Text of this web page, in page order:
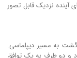
آینده نزدیک قابل تصور
به مسیر دیپلماسی.
و دو طرف به یک توافق